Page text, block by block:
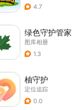
4.7
绿色守护管家
图库相册
1.3
柚守护
定位追踪
0.0